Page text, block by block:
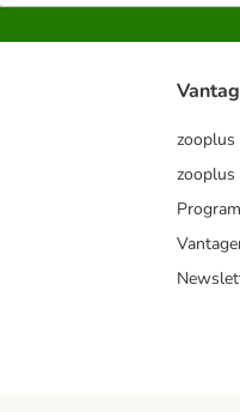
zooplus
zooplus